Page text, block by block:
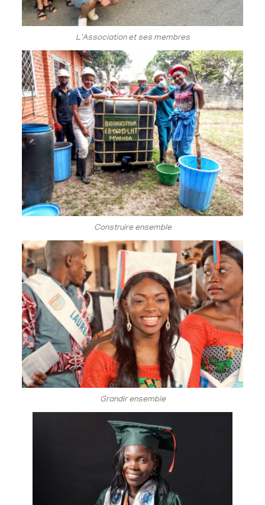
L'Association et ses membres
Construire ensemble
Grandir ensemble